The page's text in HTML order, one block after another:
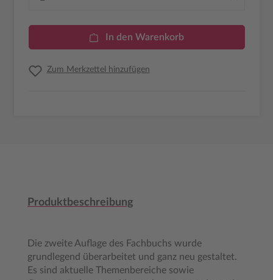
In den Warenkorb
Zum Merkzettel hinzufügen
Produktbeschreibung
Die zweite Auflage des Fachbuchs wurde
grundlegend überarbeitet und ganz neu gestaltet.
Es sind aktuelle Themenbereiche sowie